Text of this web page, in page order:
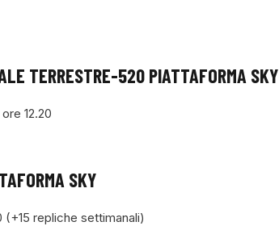
TERRESTRE-520 PIATTAFORMA SKY
12.20
SKY
repliche settimanali)